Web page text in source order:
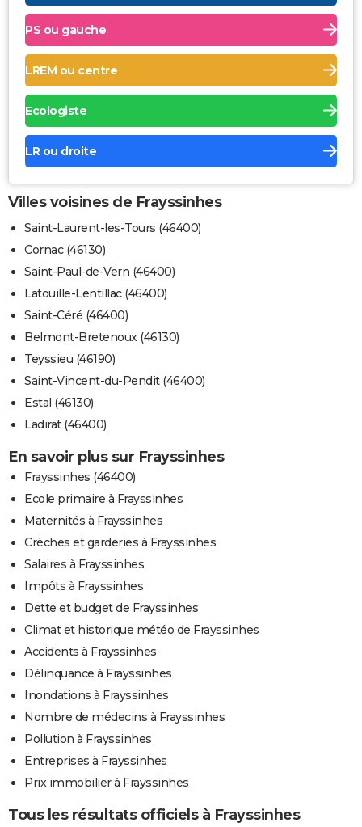
PS ou gauche
LREM ou centre
Ecologiste
LR ou droite
Villes voisines de Frayssinhes
Saint-Laurent-les-Tours (46400)
Cornac (46130)
Saint-Paul-de-Vern (46400)
Latouille-Lentillac (46400)
Saint-Céré (46400)
Belmont-Bretenoux (46130)
Teyssieu (46190)
Saint-Vincent-du-Pendit (46400)
Estal (46130)
Ladirat (46400)
En savoir plus sur Frayssinhes
Frayssinhes (46400)
Ecole primaire à Frayssinhes
Maternités à Frayssinhes
Crèches et garderies à Frayssinhes
Salaires à Frayssinhes
Impôts à Frayssinhes
Dette et budget de Frayssinhes
Climat et historique météo de Frayssinhes
Accidents à Frayssinhes
Délinquance à Frayssinhes
Inondations à Frayssinhes
Nombre de médecins à Frayssinhes
Pollution à Frayssinhes
Entreprises à Frayssinhes
Prix immobilier à Frayssinhes
Tous les résultats officiels à Frayssinhes